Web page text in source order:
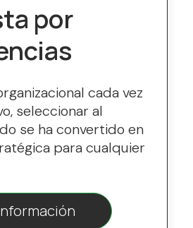
por
cada vez
seleccionar al
se ha convertido en
para cualquier